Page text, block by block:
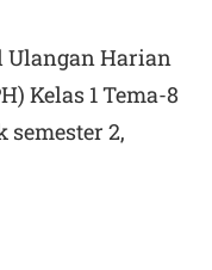
Ulangan Harian
Kelas 1 Tema-8
2,